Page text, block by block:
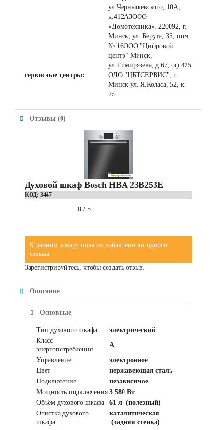
ул.Чернышевского, 10А,
к.412АЗООО
«Домотехника», 220092, г.
Минск, ул. Берута, 3Б, пом.
№ 16ООО "Цифровой
центр" Минск,
ул.Тимирязева, д.67, оф.425
сервисные центры:
ОДО "ЦБТСЕРВИС", г.
Минск ул. Я.Коласа, 52, к.
7а
Отзывы (0)
Духовой шкаф Bosch HBA 23B253E
КОД: 3447
0 / 5
К данном товару пока не добавлено ни одного
отзыва
Зарегистрируйтесь, чтобы создать отзыв.
Описание
Основные
Тип духового шкафа
электрический
Класс
энергопотребления
A
Управление
электронное
Цвет
нержавеющая сталь
Подключение
независимое
Мощность подключения 3 580 Вт
Объём духового шкафа
61 л (полезный)
Очистка духового
шкафа
каталитическая
(задняя стенка)